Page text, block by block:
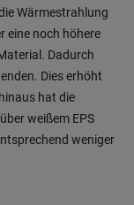
Wärmestrahlung
eine noch höhere
Dadurch
Dies erhöht
hat die
weißem EPS
weniger